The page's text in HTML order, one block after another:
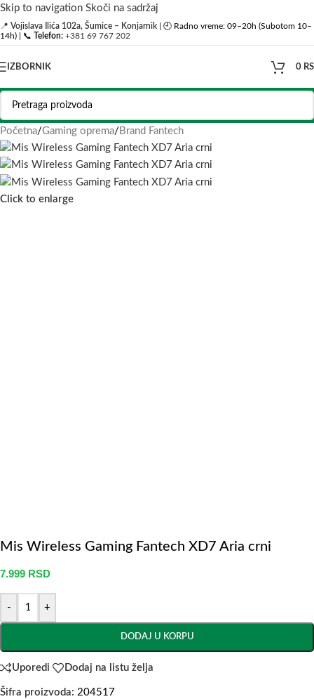
Skip to navigation Skoči na sadržaj
📍 Vojislava Ilića 102a, Šumice – Konjarnik | 🕘 Radno vreme: 09–20h (Subotom 10–
14h) | 📞 Telefon: +381 69 767 202
IZBORNIK 0
Početna/Gaming oprema/ Brand Fantech
Click to enlarge
Mis Wireless Gaming Fantech XD7 Aria crni
7.999 RSD
- +
DODAJ U KORPU
Uporedi Dodaj na listu želja
Šifra proizvoda: 204517